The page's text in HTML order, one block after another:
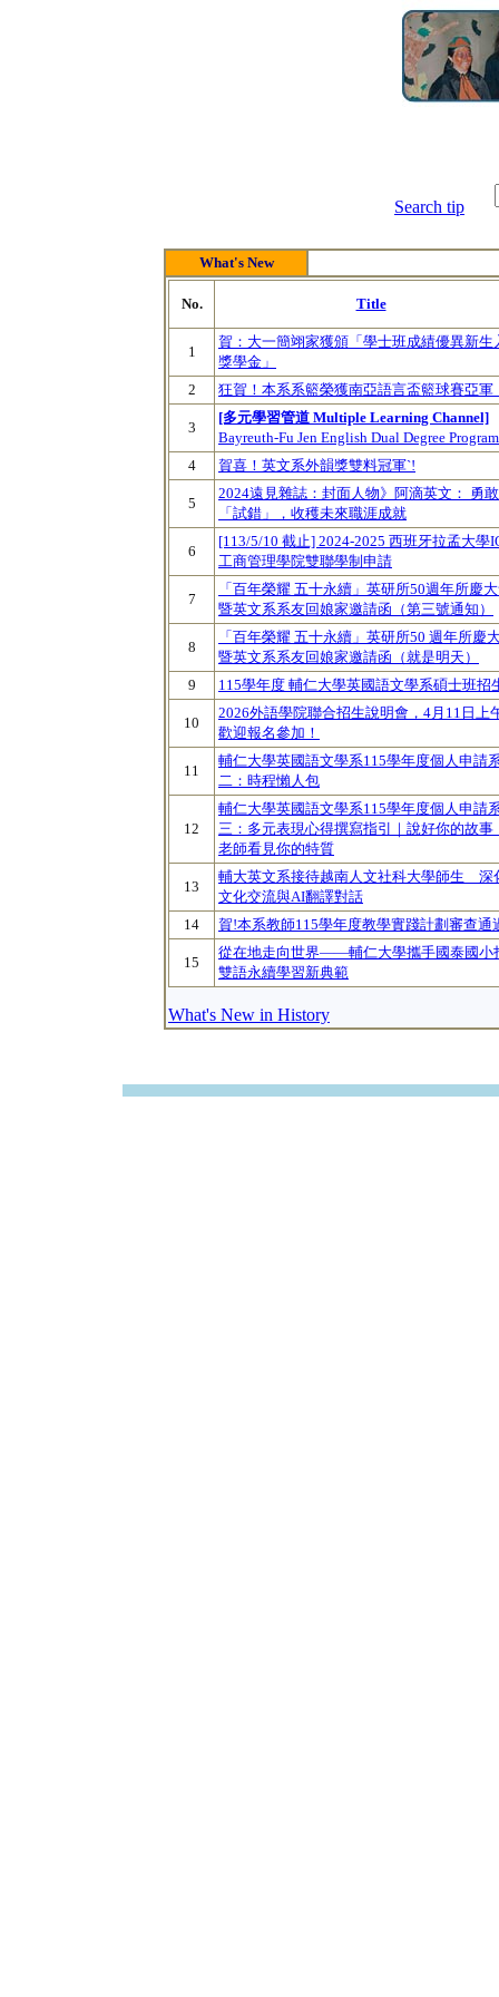
Search tip
What's New
No. Title
1
賀：大一簡翊家獲頒「學士班成績優異新生
獎學金」
2
狂賀！本系系籃榮獲南亞語言盃籃球賽亞軍
3
[多元學習管道 Multiple Learning Channel]
Bayreuth-Fu Jen English Dual Degree Program
4
賀喜！英文系外韻獎雙料冠軍`!
5
2024遠見雜誌：封面人物》阿滴英文： 勇敢
「試錯」，收穫未來職涯成就
6
[113/5/10 截止] 2024-2025 西班牙拉孟大學
工商管理學院雙聯學制申請
7
「百年榮耀 五十永續」英研所50週年所慶
暨英文系系友回娘家邀請函（第三號通知）
8
「百年榮耀 五十永續」英研所50 週年所慶
暨英文系系友回娘家邀請函（就是明天）
9
115學年度 輔仁大學英國語文學系碩士班招
10
2026外語學院聯合招生說明會，4月11日上
歡迎報名參加！
11
輔仁大學英國語文學系115學年度個人申請
二：時程懶人包
12
輔仁大學英國語文學系115學年度個人申請
三：多元表現心得撰寫指引｜說好你的故事
老師看見你的特質
13
輔大英文系接待越南人文社科大學師生 深
文化交流與AI翻譯對話
14
賀!本系教師115學年度教學實踐計劃審查通
15
從在地走向世界——輔仁大學攜手國泰國小
雙語永續學習新典範
What's New in History